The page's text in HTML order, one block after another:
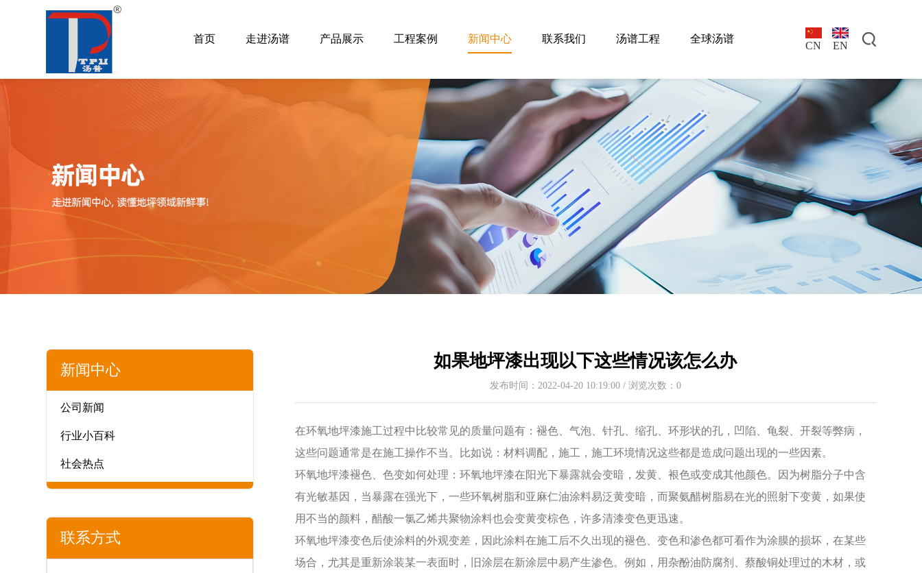
首页 走进汤谱 产品展示 工程案例 新闻中心 联系我们 汤谱工程 全球汤谱
CN EN
新闻中心
公司新闻
行业小百科
社会热点
联系方式
如果地坪漆出现以下这些情况该怎么办
发布时间：2022-04-20 10:19:00 / 浏览次数： 0
在环氧地坪漆施工过程中比较常见的质量问题有：褪色、气泡、针孔、缩孔、环形状的孔，凹陷、龟裂、开裂等弊病，
这些问题通常是在施工操作不当。比如说：材料调配，施工，施工环境情况这些都是造成问题出现的一些因素。
环氧地坪漆褪色、色变如何处理：环氧地坪漆在阳光下暴露就会变暗，发黄、裉色或变成其他颜色。因为树脂分子中含
有光敏基因，当暴露在强光下，一些环氧树脂和亚麻仁油涂料易泛黄变暗，而聚氨醋树脂易在光的照射下变黄，如果使
用不当的颜料，醋酸一氯乙烯共聚物涂料也会变黄变棕色，许多清漆变色更迅速。
环氧地坪漆变色后使涂料的外观变差，因此涂料在施工后不久出现的褪色、变色和渗色都可看作为涂膜的损坏，在某些
场合，尤其是重新涂装某一表面时，旧涂层在新涂层中易产生渗色。例如，用杂酚油防腐剂、蔡酸铜处理过的木材，或